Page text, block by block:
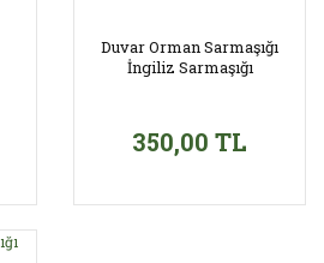
Duvar Orman Sarmaşığı
İngiliz Sarmaşığı
350,00 TL